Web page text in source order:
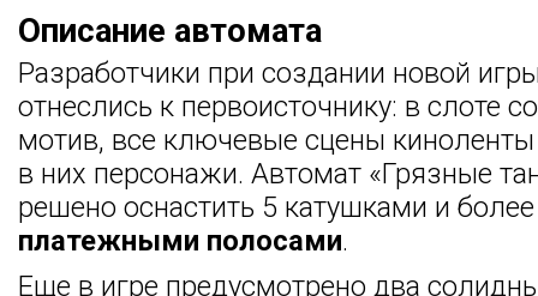
Описание автомата
Разработчики при создании новой
отнеслись к первоисточнику: в слоте
мотив, все ключевые сцены
в них персонажи. Автомат «Грязные
решено оснастить 5 катушками и
платежными полосами.
Еще в игре предусмотрено два